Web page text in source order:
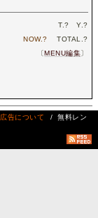
T.? Y.?
NOW.? TOTAL.?
〔MENU編集〕
広告について
/ 無料レン